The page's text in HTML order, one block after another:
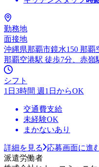
勤務地
面接地
沖縄県那覇市鏡水150 那
那覇空港駅 徒歩7分、赤嶺
シフト
1日3時間 週1日からOK
交通費支給
未経験OK
まかないあり
詳細を見る
応募画面に進
派遣労働者